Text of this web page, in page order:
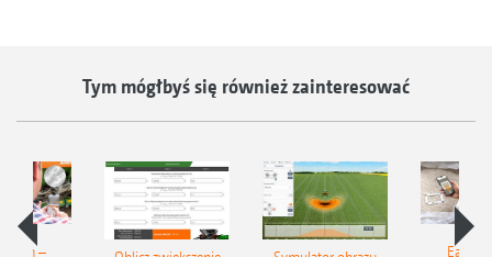
Tym mógłbyś się również zainteresować
–